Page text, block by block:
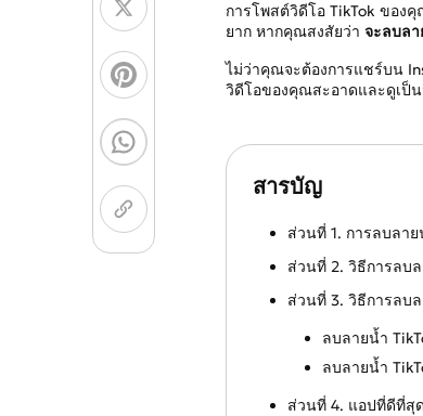
การโพสต์วิดีโอ TikTok ขอ
ยาก หากคุณสงสัยว่าจะลบลา
ไม่ว่าคุณจะต้องการแชร์บน
วิดีโอของคุณสะอาดและดูเป็
สารบัญ
ส่วนที่ 1. การลบลาย
ส่วนที่ 2. วิธีการลบ
ส่วนที่ 3. วิธีการลบ
ลบลายน้ำ
ลบลายน้ำ
ส่วนที่ 4. แอปที่ดีที่สุ